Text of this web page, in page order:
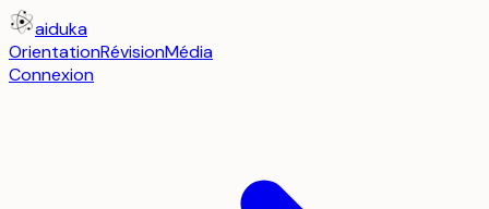
aiduka
OrientationRévisionMédia
Connexion